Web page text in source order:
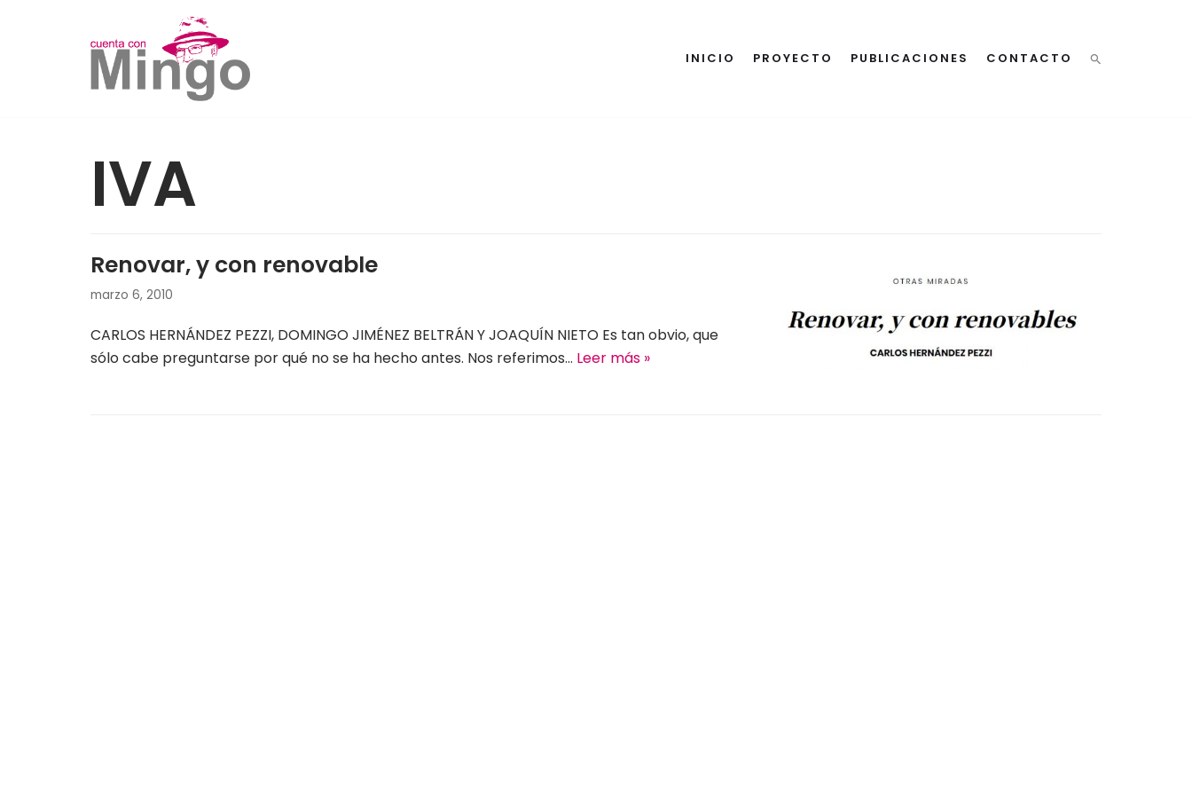
INICIO PROYECTO PUBLICACIONES CONTACTO
IVA
Renovar, y con renovable
marzo 6, 2010
CARLOS HERNÁNDEZ PEZZI, DOMINGO JIMÉNEZ BELTRÁN Y JOAQUÍN NIETO Es tan obvio, que
sólo cabe preguntarse por qué no se ha hecho antes. Nos referimos… Leer más »